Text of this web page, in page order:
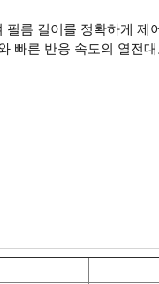
름 길이를 정확하게
빠른 반응 속도의 열전